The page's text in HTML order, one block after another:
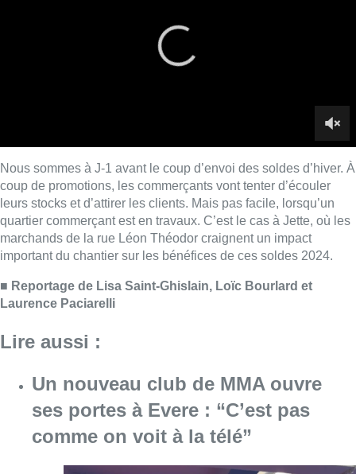
marchands de la rue Léon Théodor craignent un impact
important du chantier sur les bénéfices de ces soldes 2024.
Un nouveau club de MMA ouvre
ses portes à Evere : “C’est pas
comme on voit à la télé”